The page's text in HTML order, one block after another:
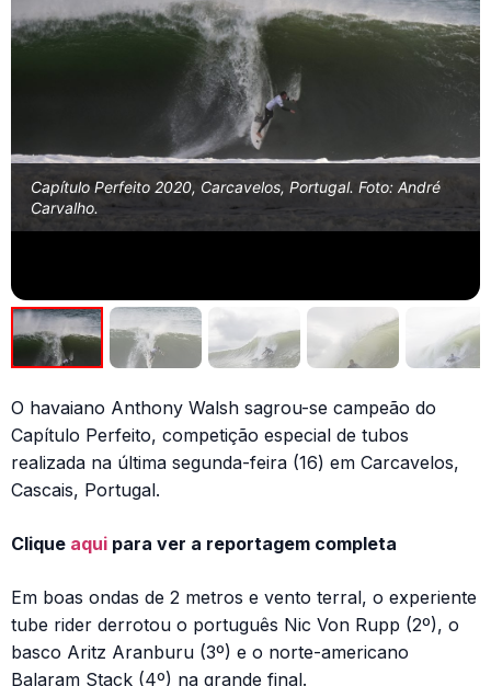
Capítulo Perfeito 2020, Carcavelos, Portugal. Foto: André
Carvalho.
O havaiano Anthony Walsh sagrou-se campeão do
Capítulo Perfeito, competição especial de tubos
realizada na última segunda-feira (16) em Carcavelos,
Cascais, Portugal.
Clique aqui para ver a reportagem completa
Em boas ondas de 2 metros e vento terral, o experiente
tube rider derrotou o português Nic Von Rupp (2º), o
basco Aritz Aranburu (3º) e o norte-americano
Balaram Stack (4º) na grande final.